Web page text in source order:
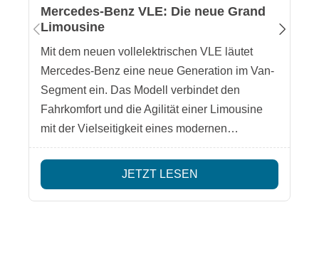
Mercedes-Benz VLE: Die neue Grand
Limousine
Mit dem neuen vollelektrischen VLE läutet
Mercedes-Benz eine neue Generation im Van-
Segment ein. Das Modell verbindet den
Fahrkomfort und die Agilität einer Limousine
mit der Vielseitigkeit eines modernen
Mehrzweckfahrzeugs. Damit entsteht eine
neue Fahrzeugklasse – eine elektrische
Großraumlimousine, die sowohl für Familien
als auch für Freizeit, Business-Shuttles oder
JETZT LESEN